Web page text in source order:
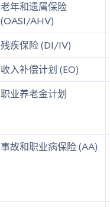
老年和遗属保险
(OASI/AHV)
残疾保险 (DI/IV)
收入补偿计划 (EO)
职业养老金计划
事故和职业病保险 (AA)